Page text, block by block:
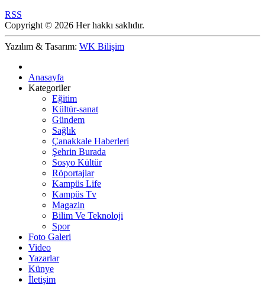
RSS
Copyright © 2026 Her hakkı saklıdır.
Yazılım & Tasarım: WK Bilişim
Anasayfa
Kategoriler
Eğitim
Kültür-sanat
Gündem
Sağlık
Çanakkale Haberleri
Şehrin Burada
Sosyo Kültür
Röportajlar
Kampüs Life
Kampüs Tv
Magazin
Bilim Ve Teknoloji
Spor
Foto Galeri
Video
Yazarlar
Künye
İletişim